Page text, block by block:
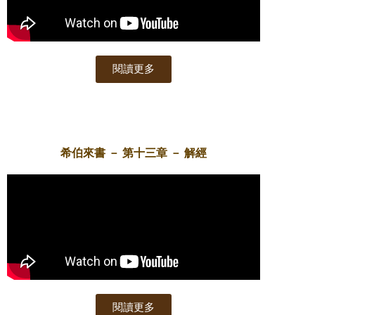
閱讀更多
希伯來書 － 第十三章 － 解經
閱讀更多